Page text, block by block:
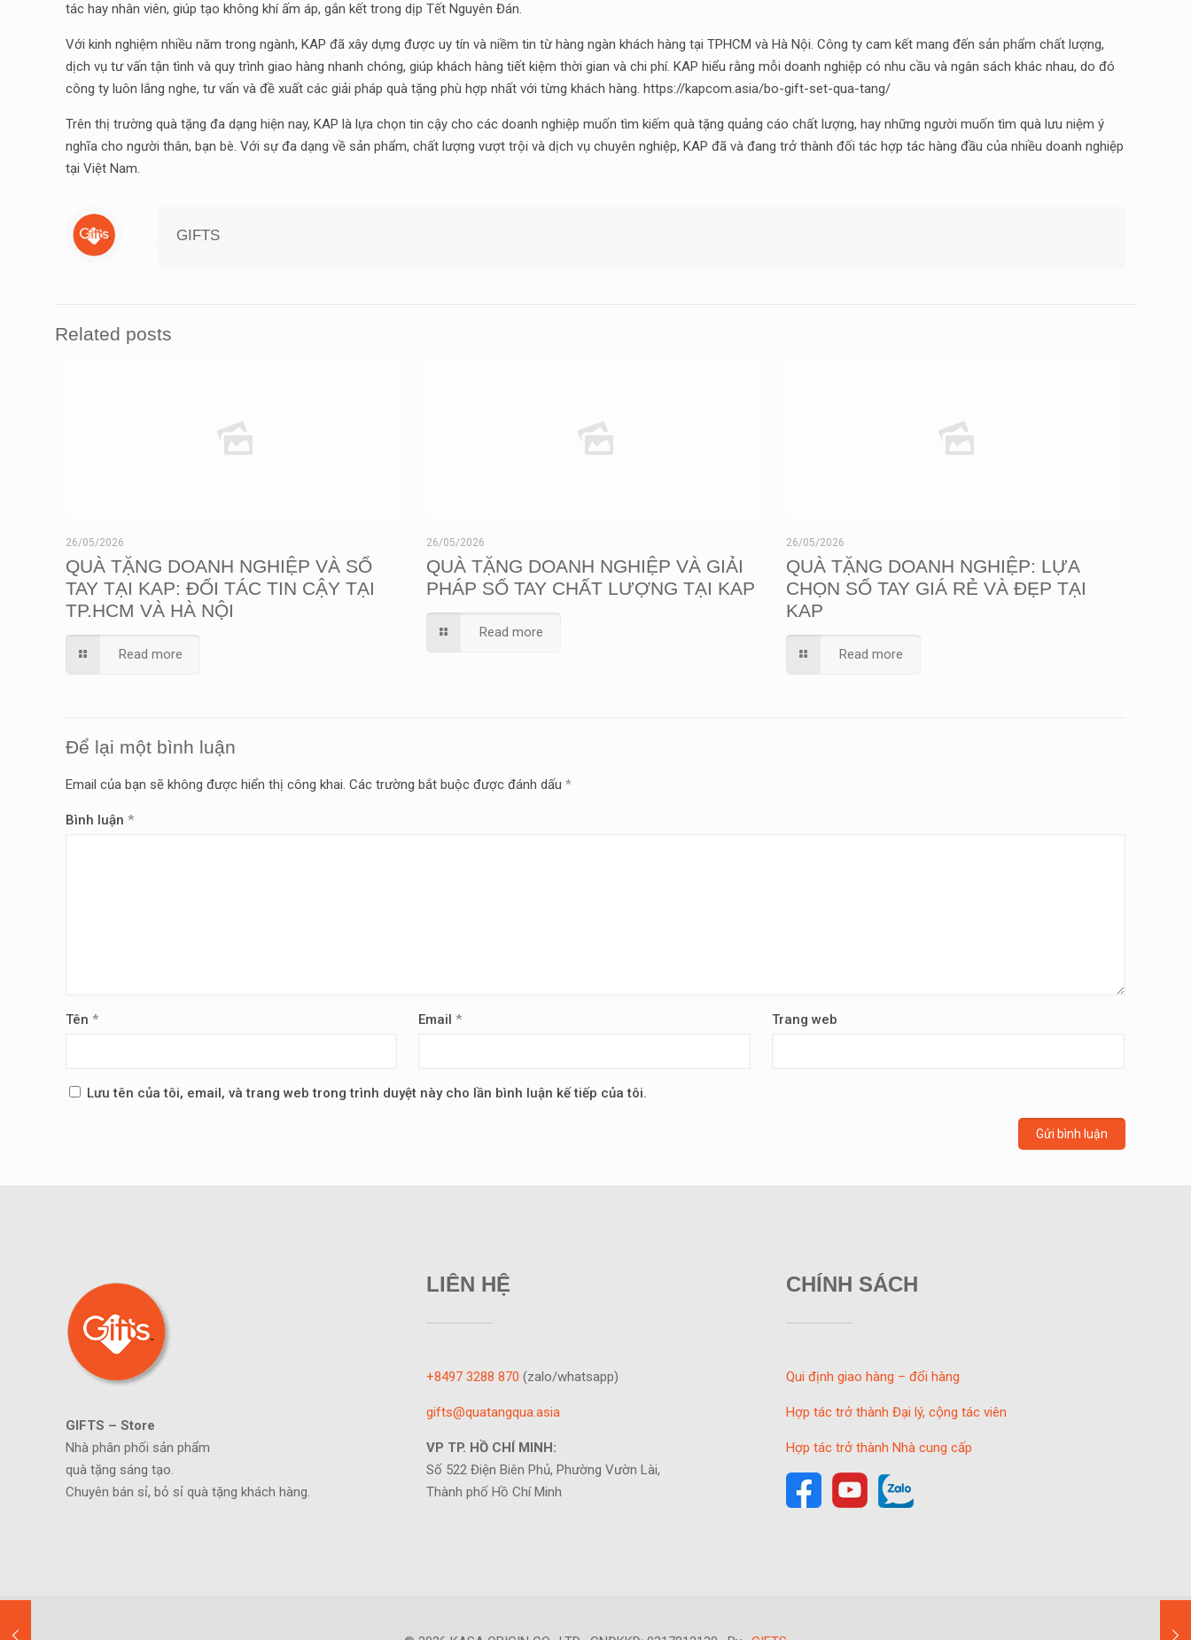
tác hay nhân viên, giúp tạo không khí ấm áp, gắn kết trong dịp Tết Nguyên Đán.
Với kinh nghiệm nhiều năm trong ngành, KAP đã xây dựng được uy tín và niềm tin từ hàng ngàn khách hàng tại TPHCM và Hà Nội. Công ty cam kết mang đến sản phẩm chất lượng,
dịch vụ tư vấn tận tình và quy trình giao hàng nhanh chóng, giúp khách hàng tiết kiệm thời gian và chi phí. KAP hiểu rằng mỗi doanh nghiệp có nhu cầu và ngân sách khác nhau, do đó
công ty luôn lắng nghe, tư vấn và đề xuất các giải pháp quà tặng phù hợp nhất với từng khách hàng. https://kapcom.asia/bo-gift-set-qua-tang/
Trên thị trường quà tặng đa dạng hiện nay, KAP là lựa chọn tin cậy cho các doanh nghiệp muốn tìm kiếm quà tặng quảng cáo chất lượng, hay những người muốn tìm quà lưu niệm ý
nghĩa cho người thân, bạn bè. Với sự đa dạng về sản phẩm, chất lượng vượt trội và dịch vụ chuyên nghiệp, KAP đã và đang trở thành đối tác hợp tác hàng đầu của nhiều doanh nghiệp
tại Việt Nam.
GIFTS
Related posts
26/05/2026
QUÀ TẶNG DOANH NGHIỆP VÀ SỔ
TAY TẠI KAP: ĐỐI TÁC TIN CẬY TẠI
TP.HCM VÀ HÀ NỘI
Read more
26/05/2026
QUÀ TẶNG DOANH NGHIỆP VÀ GIẢI
PHÁP SỔ TAY CHẤT LƯỢNG TẠI KAP
Read more
26/05/2026
QUÀ TẶNG DOANH NGHIỆP: LỰA
CHỌN SỔ TAY GIÁ RẺ VÀ ĐẸP TẠI
KAP
Read more
Để lại một bình luận
Email của bạn sẽ không được hiển thị công khai. Các trường bắt buộc được đánh dấu *
Bình luận *
Tên * Email* Trang web
Lưu tên của tôi, email, và trang web trong trình duyệt này cho lần bình luận kế tiếp của tôi.
GIFTS – Store
Nhà phân phối sản phẩm
quà tặng sáng tạo.
Chuyên bán sỉ, bỏ sỉ quà tặng khách hàng.
LIÊN HỆ
+8497 3288 870 (zalo/whatsapp)
gifts@quatangqua.asia
VP TP. HỒ CHÍ MINH:
Số 522 Điện Biên Phủ, Phường Vườn Lài,
Thành phố Hồ Chí Minh
CHÍNH SÁCH
Qui định giao hàng – đổi hàng
Hợp tác trở thành Đại lý, cộng tác viên
Hợp tác trở thành Nhà cung cấp